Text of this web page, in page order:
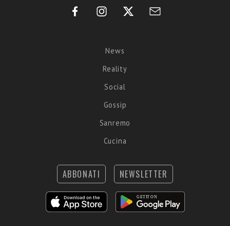
News
Reality
Social
Gossip
Sanremo
Cucina
ABBONATI NEWSLETTER